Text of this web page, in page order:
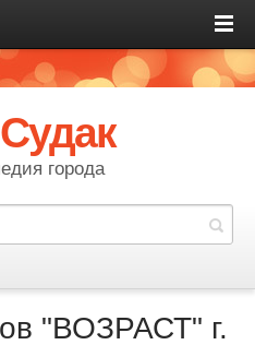
города
"ВОЗРАСТ" г.